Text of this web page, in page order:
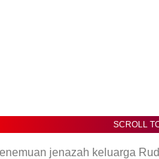
SCROLL
jenazah keluarga